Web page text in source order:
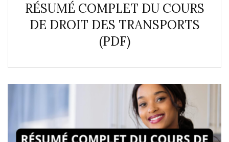
RÉSUMÉ COMPLET DU COURS
DE DROIT DES TRANSPORTS
(PDF)